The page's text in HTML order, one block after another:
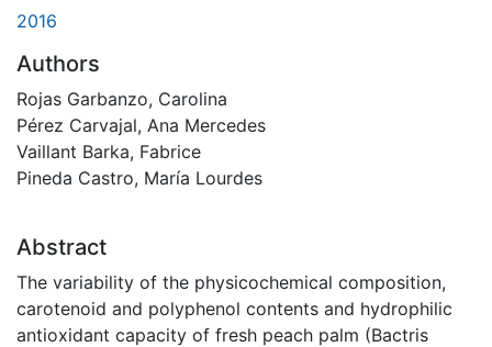
2016
Authors
Rojas Garbanzo, Carolina
Pérez Carvajal, Ana Mercedes
Vaillant Barka, Fabrice
Pineda Castro, María Lourdes
Abstract
The variability of the physicochemical composition,
carotenoid and polyphenol contents and hydrophilic
antioxidant capacity of fresh peach palm (Bactris